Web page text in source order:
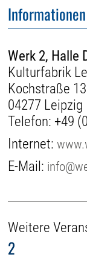
Werk 2, Halle
Kulturfabrik
Kochstraße
04277 Leipzig
Telefon: +49
Internet:
E-Mail:
Weitere
2